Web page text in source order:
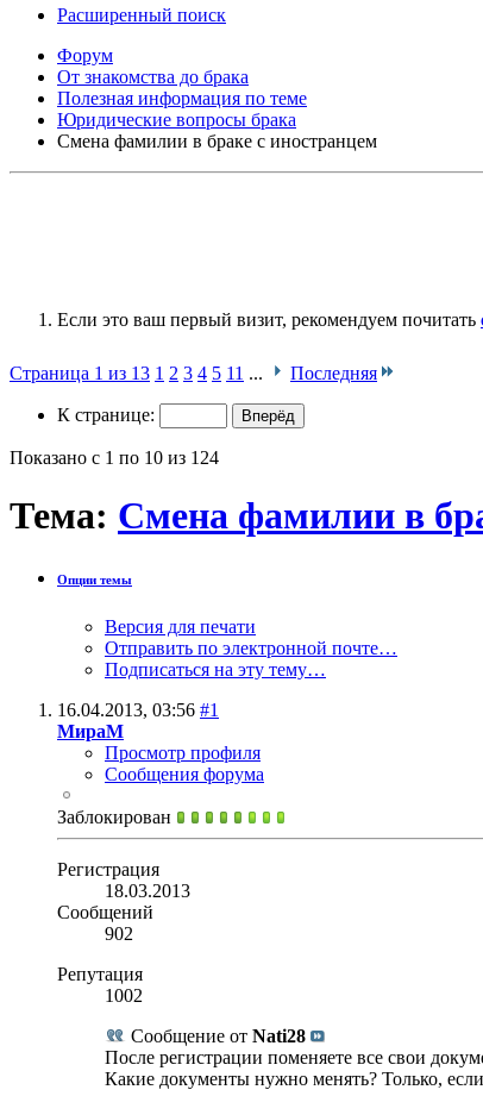
Расширенный поиск
Форум
От знакомства до брака
Полезная информация по теме
Юридические вопросы брака
Смена фамилии в браке с иностранцем
Если это ваш первый визит, рекомендуем почитать
Страница 1 из 13 1 2 3 4 5 11 ... Последняя
К странице:
Показано с 1 по 10 из 124
Тема: Смена фамилии в
Опции темы
Версия для печати
Отправить по электронной почте…
Подписаться на эту тему…
16.04.2013, 03:56 #1
МираМ
Просмотр профиля
Сообщения форума
Заблокирован
Регистрация
18.03.2013
Сообщений
902
Репутация
1002
Сообщение от Nati28
После регистрации поменяете все свои
Какие документы нужно менять? Только,